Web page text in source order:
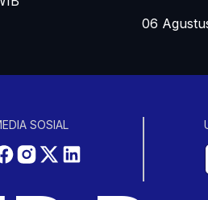
06
SOSIAL